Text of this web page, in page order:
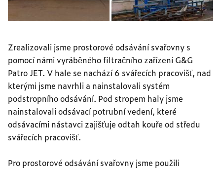
Zrealizovali jsme prostorové odsávání svařovny s
pomocí námi vyráběného filtračního zařízení G&G
Patro JET. V hale se nachází 6 svářecích pracovišť, nad
kterými jsme navrhli a nainstalovali systém
podstropního odsávání. Pod stropem haly jsme
nainstalovali odsávací potrubní vedení, které
odsávacími nástavci zajišťuje odtah kouře od středu
svářecích pracovišť.
Pro prostorové odsávání svařovny jsme použili